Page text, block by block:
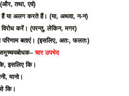
तथा, एवं)
या अलग करते हैं। (या, अथवा, न-न)
विरोध करें। (परन्तु, लेकिन, मगर)
बताएं। (इसलिए, अतः, फलतः)
– चार उपभेद
इसलिए कि।
मानो।
कि।